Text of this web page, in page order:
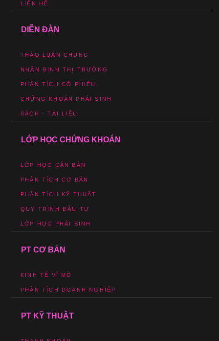
LIÊN HỆ
DIỄN ĐÀN
THẢO LUẬN CHUNG
NHẬN ĐỊNH THỊ TRƯỜNG
PHÂN TÍCH CỔ PHIẾU
CHỨNG KHOÁN PHÁI SINH
SÁCH - TÀI LIỆU
LỚP HỌC CHỨNG KHOÁN
LỚP HỌC CĂN BẢN
PHÂN TÍCH CƠ BẢN
PHÂN TÍCH KỸ THUẬT
QUY TRÌNH ĐẦU TƯ
LỚP HỌC PHÁI SINH
PT CƠ BẢN
KINH TẾ VĨ MÔ
PHÂN TÍCH DOANH NGHIỆP
PT KỸ THUẬT